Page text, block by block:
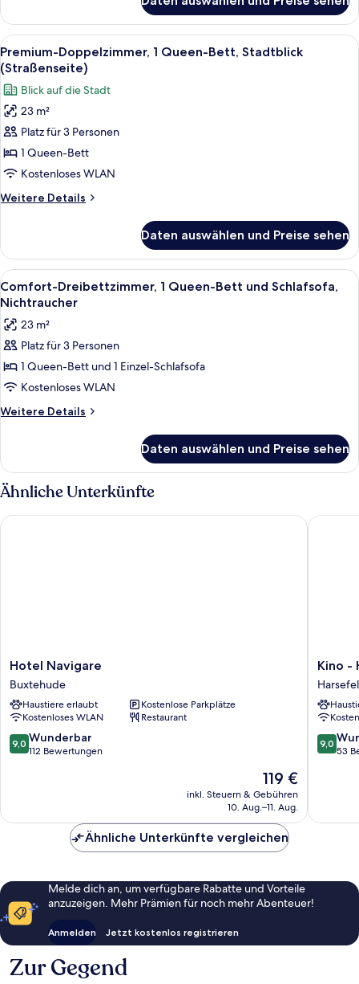
den
Innenhof,
zum
Innenhof
hin
anzeigen
Doppelzimmer,
Queen-
Bett,
Blick
auf
den
Innenhof,
zum
Innenhof
Alle
Fotos
für
Premium-
Doppelzimmer,
1
Queen-
Bett,
Stadtblick
(Straßenseite)
Ein Hotelzimmer mit zwei Betten,
12
Premium-Doppelzimmer, 1 Queen-Bett, Stadtblick
(Straßenseite)
Blick auf die Stadt
23 m²
Platz für 3 Personen
1 Queen-Bett
Kostenloses WLAN
Weitere Details
Weitere
Doppelzimmer,
Queen-
Bett,
(Straßenseite)
Daten auswählen und Preise sehen
Alle
Fotos
für
Comfort-
Dreibettzimmer,
1 Queen-
Bett
und
anzeigen
Ein Hotelzimmer mit zwei Betten,
9
Comfort-Dreibettzimmer, 1 Queen-Bett und Schlafsofa,
Nichtraucher
23 m²
Platz für 3 Personen
1 Queen-Bett und 1 Einzel-Schlafsofa
Kostenloses WLAN
Weitere Details
Weitere
Dreibettzimmer,
1 Queen-
Bett
und
Schlafsofa,
Daten auswählen und Preise sehen
Ähnliche Unterkünfte
Hotel
Navigare
Buxtehude
Hotel Navigare
Buxtehude
Haustiere erlaubt
Kostenlose Parkplätze
Kostenloses WLAN
Restaurant
9.0
von
9,0 Wunderbar
112 Bewertungen
Der
Preis
beträgt
119 €
inkl. Steuern & Gebühren
10. Aug.–11. Aug.
Hotel Navigare
Kino
-
Hotel
Meyer
Kino -
9.0
von
9,0
53
Kino -
Ähnliche Unterkünfte vergleichen
Melde dich an, um verfügbare Rabatte und Vorteile
anzuzeigen. Mehr Prämien für noch mehr Abenteuer!
Anmelden Jetzt kostenlos registrieren
Zur Gegend